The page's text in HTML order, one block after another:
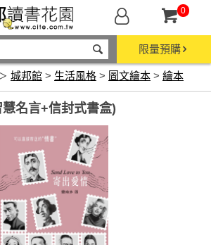
0
限量預購
城邦館 > 生活風格 > 圖文繪本 > 繪本
名言+信封式書盒)